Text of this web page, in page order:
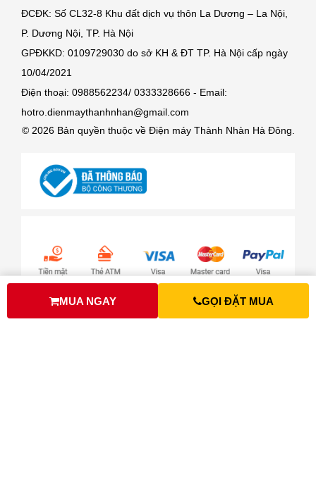
MUA NGAY GỌI ĐẶT MUA
ĐCĐK: Số CL32-8 Khu đất dịch vụ thôn La Dương – La Nội,
P. Dương Nội, TP. Hà Nội
GPĐKKD: 0109729030 do sở KH & ĐT TP. Hà Nội cấp ngày
10/04/2021
Điện thoại: 0988562234/ 0333328666 - Email:
hotro.dienmaythanhnhan@gmail.com
© 2026 Bản quyền thuộc về Điện máy Thành Nhàn Hà Đông.